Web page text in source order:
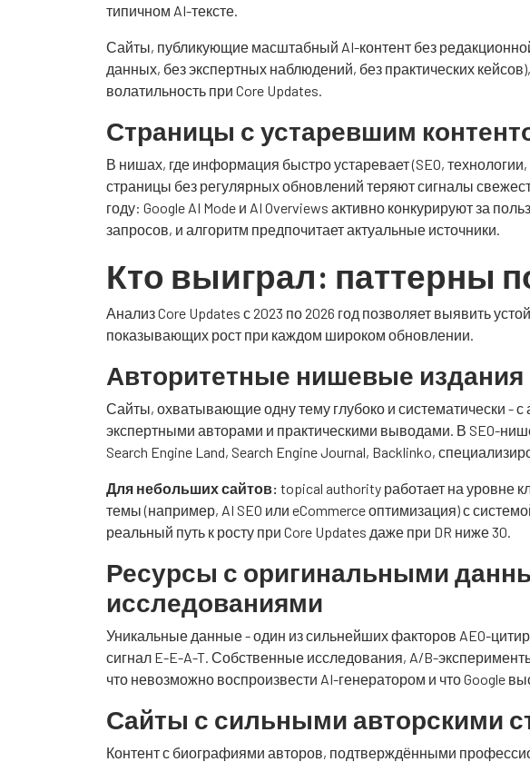
типичном AI-тексте.
Сайты, публикующие масштабный AI-контент без
данных, без экспертных наблюдений, без практических
волатильность при Core Updates.
Страницы с устаревшим
В нишах, где информация быстро устаревает (SEO,
страницы без регулярных обновлений теряют сигналы
году: Google AI Mode и AI Overviews активно конкурируют за
запросов, и алгоритм предпочитает актуальные источники.
Кто выиграл: паттерны
Анализ Core Updates с 2023 по 2026 год позволяет выявить
показывающих рост при каждом широком обновлении.
Авторитетные нишевые издания
Сайты, охватывающие одну тему глубоко и систематически -
экспертными авторами и практическими выводами. В SEO-
Search Engine Land, Search Engine Journal, Backlinko,
Для небольших сайтов: topical authority работает на уровне
темы (например, AI SEO или eCommerce оптимизация) с
реальный путь к росту при Core Updates даже при DR ниже 30.
Ресурсы с оригинальными
исследованиями
Уникальные данные - один из сильнейших факторов AEO-
сигнал E-E-A-T. Собственные исследования, A/B-
что невозможно воспроизвести AI-генератором и что Google
Сайты с сильными авторскими
Контент с биографиями авторов, подтверждёнными